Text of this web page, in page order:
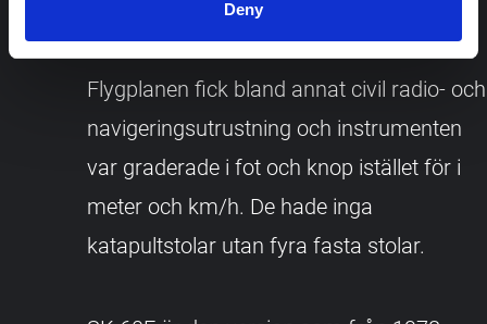
Deny
Flygplanen fick bland annat civil radio- och
navigeringsutrustning och instrumenten
var graderade i fot och knop istället för i
meter och km/h. De hade inga
katapultstolar utan fyra fasta stolar.